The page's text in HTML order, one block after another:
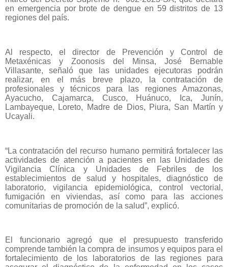
en emergencia por brote de dengue en 59 distritos de 13
regiones del país.
Al respecto, el director de Prevención y Control de
Metaxénicas y Zoonosis del Minsa, José Bernable
Villasante, señaló que las unidades ejecutoras podrán
realizar, en el más breve plazo, la contratación de
profesionales y técnicos para las regiones Amazonas,
Ayacucho, Cajamarca, Cusco, Huánuco, Ica, Junín,
Lambayeque, Loreto, Madre de Dios, Piura, San Martín y
Ucayali.
“La contratación del recurso humano permitirá fortalecer las
actividades de atención a pacientes en las Unidades de
Vigilancia Clínica y Unidades de Febriles de los
establecimientos de salud y hospitales, diagnóstico de
laboratorio, vigilancia epidemiológica, control vectorial,
fumigación en viviendas, así como para las acciones
comunitarias de promoción de la salud”, explicó.
El funcionario agregó que el presupuesto transferido
comprende también la compra de insumos y equipos para el
fortalecimiento de los laboratorios de las regiones para